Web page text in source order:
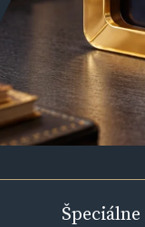
Špeciálne